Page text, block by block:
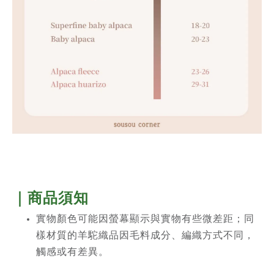
｜商品須知
實物顏色可能因螢幕顯示與實物有些微差距；同
樣材質的羊駝織品因毛料成分、編織方式不同，
觸感或有差異。